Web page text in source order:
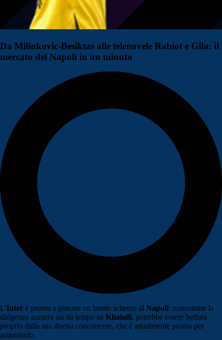
Da Milinkovic-Besiktas alle telenovele Rabiot e Gila: il
mercato del Napoli in un minuto
L'Inter è pronta a giocare un brutto scherzo al Napoli: nonostante la
dirigenza azzurra sia da tempo su Khalaili, potrebbe essere beffata
proprio dalla sua diretta concorrente, che è attualmente pronta per
acquistarlo.